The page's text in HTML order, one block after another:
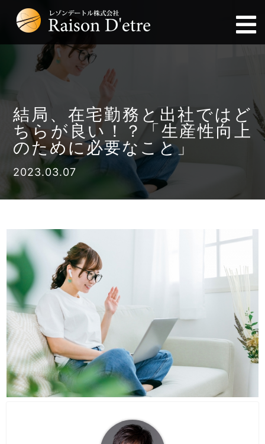
結局、在宅勤務と出社ではど
ちらが良い！？「生産性向上
のために必要なこと」
2023.03.07